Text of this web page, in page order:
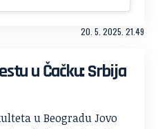
20. 5. 2025. 21.49
u Čačku: Srbija
u Beogradu Jovo